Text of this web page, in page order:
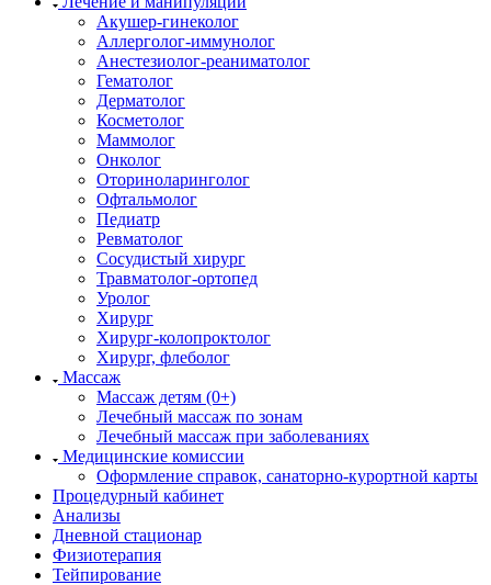
Акушер-гинеколог
Аллерголог-иммунолог
Анестезиолог-реаниматолог
Гематолог
Дерматолог
Косметолог
Маммолог
Онколог
Оториноларинголог
Офтальмолог
Педиатр
Ревматолог
Сосудистый хирург
Травматолог-ортопед
Уролог
Хирург
Хирург-колопроктолог
Хирург, флеболог
Массаж
Массаж детям (0+)
Лечебный массаж по зонам
Лечебный массаж при заболеваниях
Медицинские комиссии
Оформление справок, санаторно-курортной карты
Процедурный кабинет
Анализы
Дневной стационар
Физиотерапия
Тейпирование